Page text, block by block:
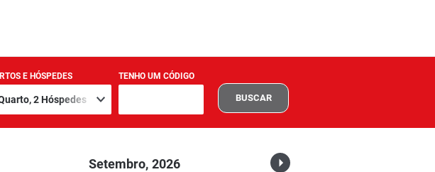
E HÓSPEDES TENHO UM CÓDIGO
BUSCAR
Setembro, 2026